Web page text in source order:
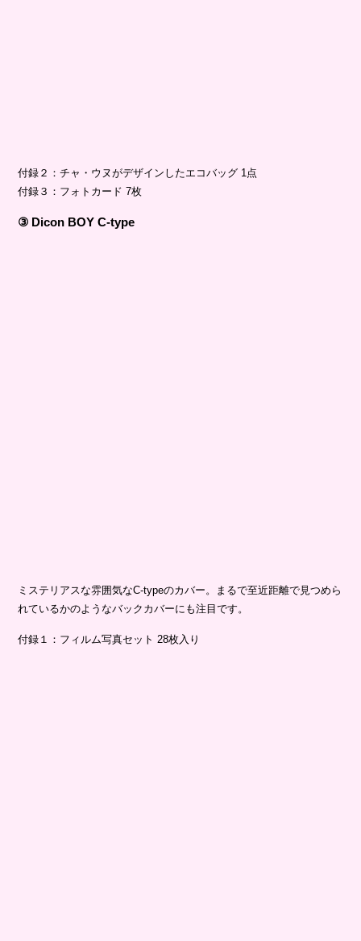
付録２：チャ・ウヌがデザインしたエコバッグ 1点
付録３：フォトカード 7枚
③ Dicon BOY C-type
ミステリアスな雰囲気なC-typeのカバー。まるで至近距離で見つめら
れているかのようなバックカバーにも注目です。
付録１：フィルム写真セット 28枚入り